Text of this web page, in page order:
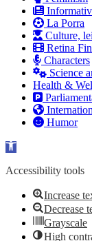
La Porra
Culture,
Retina
Characters
Science
Health &
Humor
Open toolbar
Accessibility tools
Increase
Decrease
Grayscale
High